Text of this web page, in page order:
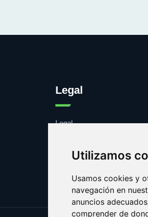
Utilizamos
Usamos cookies y
navegación en
anuncios
comprender de
Legal
Legal
Contacto